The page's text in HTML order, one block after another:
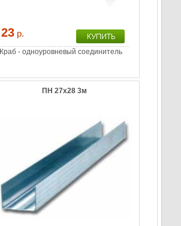
23 р.
Краб - одноуровневый соединитель
ПН 27х28 3м